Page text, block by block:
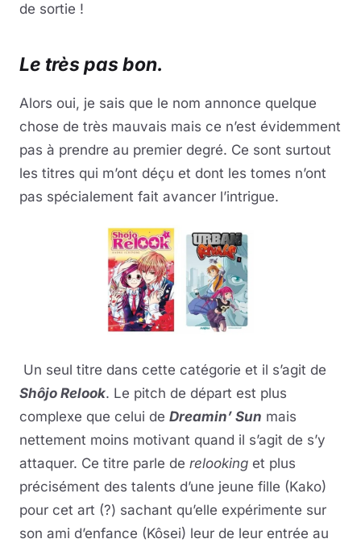
de sortie !
Le très pas bon.
Alors oui, je sais que le nom annonce quelque
chose de très mauvais mais ce n’est évidemment
pas à prendre au premier degré. Ce sont surtout
les titres qui m’ont déçu et dont les tomes n’ont
pas spécialement fait avancer l’intrigue.
Un seul titre dans cette catégorie et il s’agit de
Shôjo Relook. Le pitch de départ est plus
complexe que celui de Dreamin’ Sun mais
nettement moins motivant quand il s’agit de s’y
attaquer. Ce titre parle de relooking et plus
précisément des talents d’une jeune fille (Kako)
pour cet art (?) sachant qu’elle expérimente sur
son ami d’enfance (Kôsei) leur de leur entrée au